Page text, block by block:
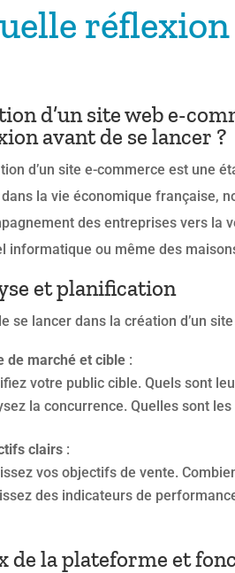
d’un site web e-
avant de se lancer ?
d’un site e-commerce est une
la vie économique française,
des entreprises vers la
informatique ou même des
et planification
se lancer dans la création d’un
de marché et cible :
votre public cible. Quels sont
la concurrence. Quelles sont
clairs :
vos objectifs de vente.
des indicateurs de
de la plateforme et